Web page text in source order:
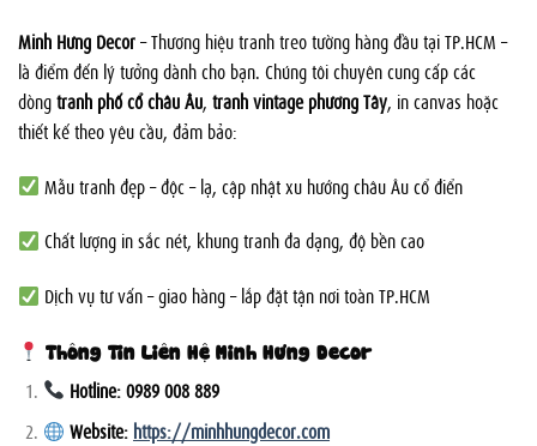
Minh Hưng Decor– Thương hiệu tranh treo tường hàng đầu tại TP.HCM –
là điểm đến lý tưởng dành cho bạn. Chúng tôi chuyên cung cấp các
dòngtranh phố cổ châu Âu, tranh vintage phương Tây, in canvas hoặc
thiết kế theo yêu cầu, đảm bảo:
Mẫu tranh đẹp – độc – lạ, cập nhật xu hướng châu Âu cổ điển
Chất lượng in sắc nét, khung tranh đa dạng, độ bền cao
Dịch vụ tư vấn – giao hàng – lắp đặt tận nơi toàn TP.HCM
Thông Tin Liên Hệ Minh Hưng Decor
Hotline: 0989 008 889
Website: https://minhhungdecor.com